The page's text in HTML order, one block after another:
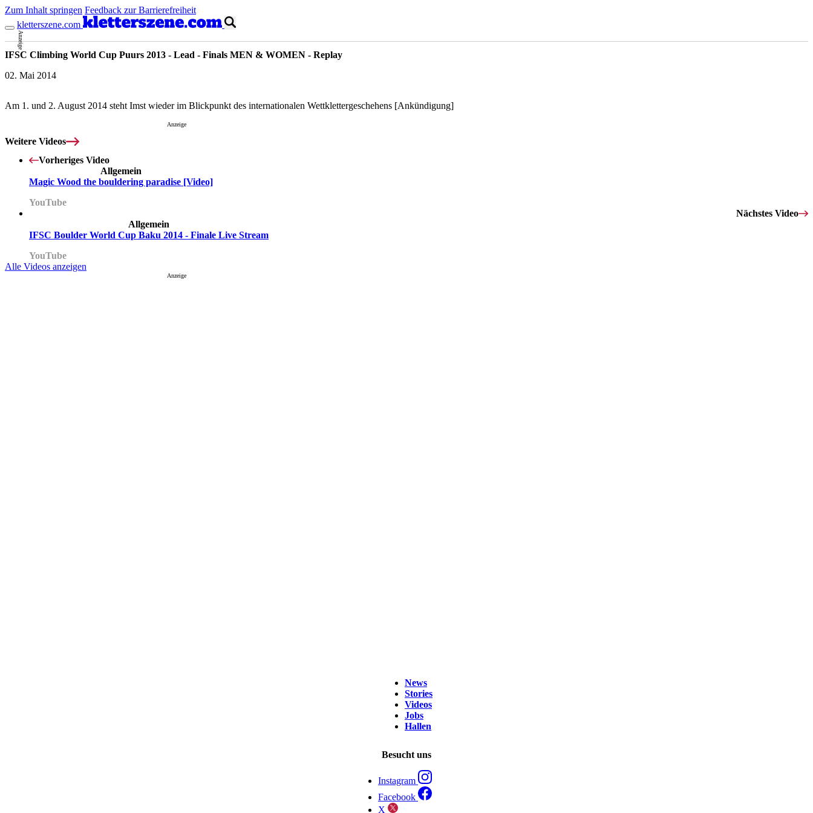
Zum Inhalt springen Feedback zur Barrierefreiheit
kletterszene.com
Anzeige
IFSC Climbing World Cup Puurs 2013 - Lead - Finals MEN & WOMEN - Replay
02. Mai 2014
Am 1. und 2. August 2014 steht Imst wieder im Blickpunkt des internationalen Wettklettergeschehens [Ankündigung]
Anzeige
Weitere Videos
Vorheriges Video
Allgemein
Magic Wood the bouldering paradise [Video]
YouTube
Nächstes Video
Allgemein
IFSC Boulder World Cup Baku 2014 - Finale Live Stream
YouTube
Alle Videos anzeigen
Anzeige
News
Stories
Videos
Jobs
Hallen
Besucht uns
Instagram
Facebook
X